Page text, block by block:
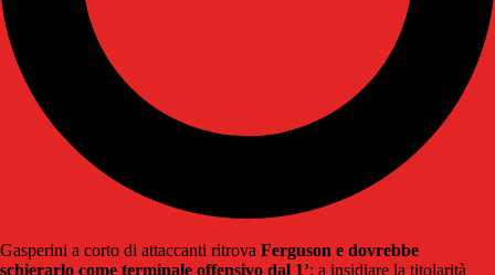
Gasperini a corto di attaccanti ritrova Ferguson e dovrebbe
schierarlo come terminale offensivo dal 1’; a insidiare la titolarità